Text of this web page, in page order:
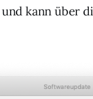
kann über